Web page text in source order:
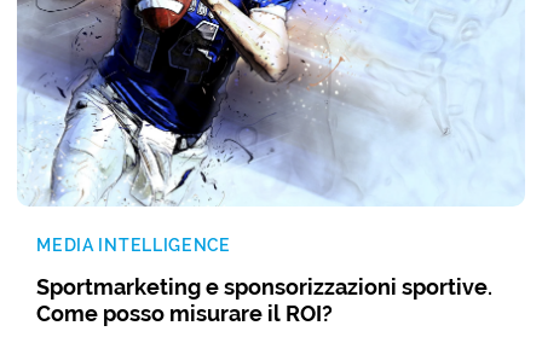
MEDIA INTELLIGENCE
Sportmarketing e sponsorizzazioni sportive.
Come posso misurare il ROI?